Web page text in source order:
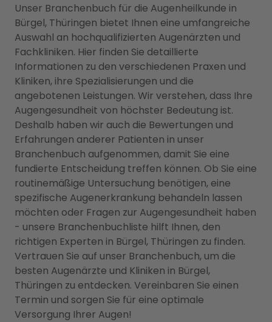
Unser Branchenbuch für die Augenheilkunde in
Bürgel, Thüringen bietet Ihnen eine umfangreiche
Auswahl an hochqualifizierten Augenärzten und
Fachkliniken. Hier finden Sie detaillierte
Informationen zu den verschiedenen Praxen und
Kliniken, ihre Spezialisierungen und die
angebotenen Leistungen. Wir verstehen, dass Ihre
Augengesundheit von höchster Bedeutung ist.
Deshalb haben wir auch die Bewertungen und
Erfahrungen anderer Patienten in unser
Branchenbuch aufgenommen, damit Sie eine
fundierte Entscheidung treffen können. Ob Sie eine
routinemäßige Untersuchung benötigen, eine
spezifische Augenerkrankung behandeln lassen
möchten oder Fragen zur Augengesundheit haben
- unsere Branchenbuchliste hilft Ihnen, den
richtigen Experten in Bürgel, Thüringen zu finden.
Vertrauen Sie auf unser Branchenbuch, um die
besten Augenärzte und Kliniken in Bürgel,
Thüringen zu entdecken. Vereinbaren Sie einen
Termin und sorgen Sie für eine optimale
Versorgung Ihrer Augen!